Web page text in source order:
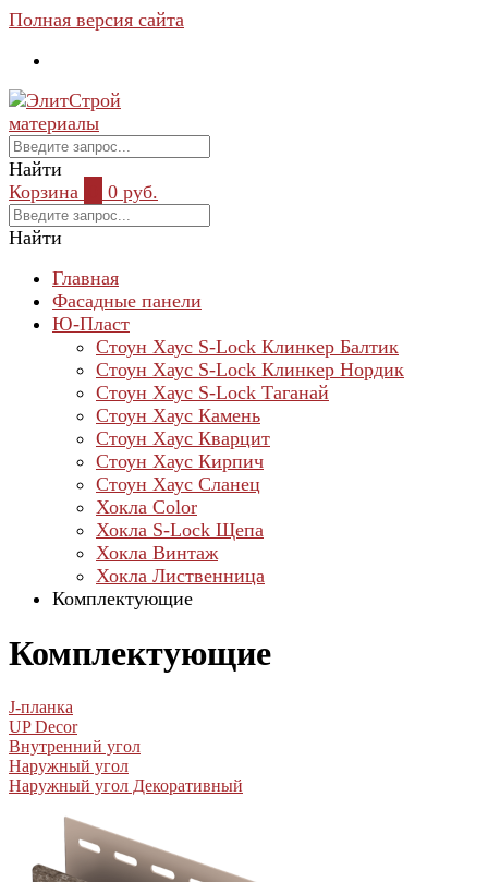
Полная версия сайта
Найти
Корзина
0 руб.
Найти
Главная
Фасадные панели
Ю-Пласт
Стоун Хаус S-Lock Клинкер Балтик
Стоун Хаус S-Lock Клинкер Нордик
Стоун Хаус S-Lock Таганай
Стоун Хаус Камень
Стоун Хаус Кварцит
Стоун Хаус Кирпич
Стоун Хаус Сланец
Хокла Color
Хокла S-Lock Щепа
Хокла Винтаж
Хокла Лиственница
Комплектующие
Комплектующие
J-планка
UP Decor
Внутренний угол
Наружный угол
Наружный угол Декоративный